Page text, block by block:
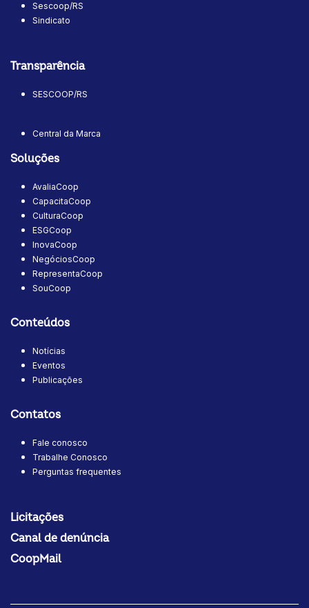
Sescoop/RS
Sindicato
Transparência
SESCOOP/RS
Central da Marca
Soluções
AvaliaCoop
CapacitaCoop
CulturaCoop
ESGCoop
InovaCoop
NegóciosCoop
RepresentaCoop
SouCoop
Conteúdos
Notícias
Eventos
Publicações
Contatos
Fale conosco
Trabalhe Conosco
Perguntas frequentes
Licitações
Canal de denúncia
CoopMail